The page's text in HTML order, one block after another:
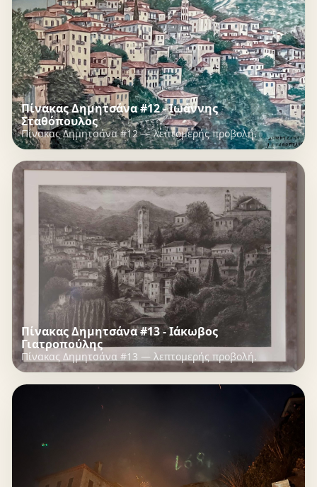
Πίνακας Δημητσάνα #12 - Ιωάννης
Σταθόπουλος
Πίνακας Δημητσάνα #12 — λεπτομερής προβολή.
Πίνακας Δημητσάνα #13 - Ιάκωβoς
Γιατροπούλης
Πίνακας Δημητσάνα #13 — λεπτομερής προβολή.